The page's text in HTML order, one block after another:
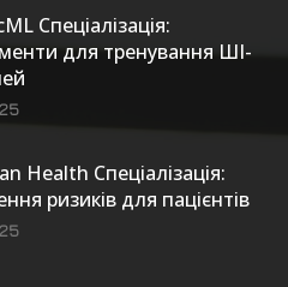
Спеціалізація:
для тренування ШІ-
Health Спеціалізація:
ризиків для пацієнтів